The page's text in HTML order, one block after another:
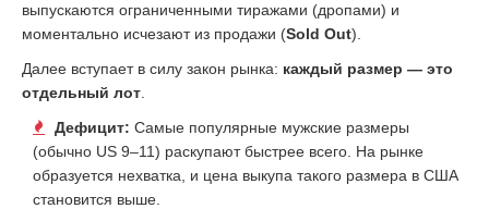
выпускаются ограниченными тиражами (дропами) и
моментально исчезают из продажи (Sold Out).
Далее вступает в силу закон рынка: каждый размер — это
отдельный лот
Дефицит: Самые популярные мужские размеры
(обычно US 9–11) раскупают быстрее всего. На рынке
образуется нехватка, и цена выкупа такого размера в США
становится выше.